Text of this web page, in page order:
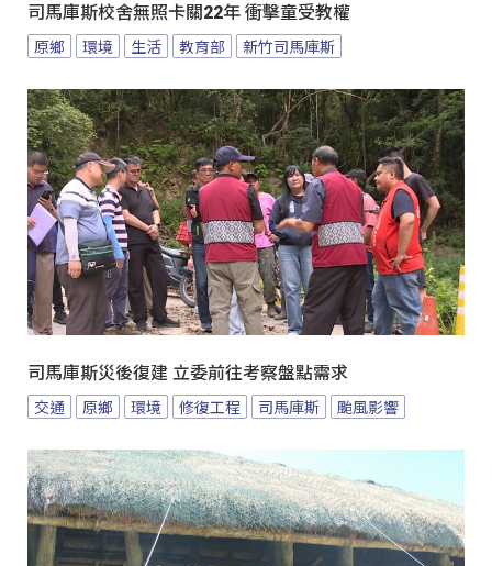
司馬庫斯校舍無照卡關22年 衝擊童受教權
原鄉 環境 生活 教育部 新竹司馬庫斯
司馬庫斯災後復建 立委前往考察盤點需求
交通 原鄉 環境 修復工程 司馬庫斯 颱風影響